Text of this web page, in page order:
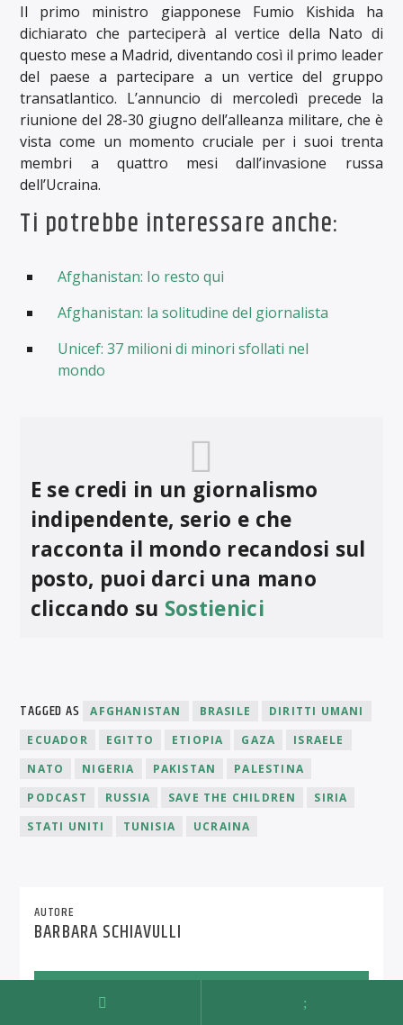
Il primo ministro giapponese Fumio Kishida ha
dichiarato che parteciperà al vertice della Nato di
questo mese a Madrid, diventando così il primo leader
del paese a partecipare a un vertice del gruppo
transatlantico. L’annuncio di mercoledì precede la
riunione del 28-30 giugno dell’alleanza militare, che è
vista come un momento cruciale per i suoi trenta
membri a quattro mesi dall’invasione russa
dell’Ucraina.
Ti potrebbe interessare anche:
Afghanistan: Io resto qui
Afghanistan: la solitudine del giornalista
Unicef: 37 milioni di minori sfollati nel
mondo
E se credi in un giornalismo
indipendente, serio e che
racconta il mondo recandosi sul
posto, puoi darci una mano
cliccando su Sostienici
TAGGED AS AFGHANISTAN BRASILE
DIRITTI UMANI
ECUADOR
EGITTO ETIOPIA GAZA
ISRAELE
NATO
NIGERIA PAKISTAN
PALESTINA
PODCAST
RUSSIA SAVE THE CHILDREN
SIRIA
STATI UNITI
TUNISIA UCRAINA
AUTORE
BARBARA SCHIAVULLI